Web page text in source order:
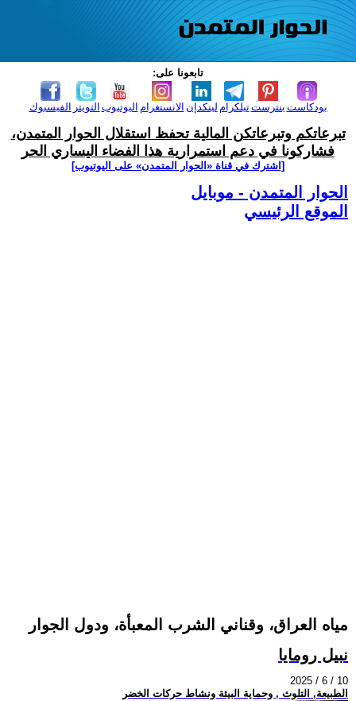
تابعونا على:
الفيسبوك التويتر اليوتيوب الانستغرام لينكدإن تيلكرامبنترست بودكاست
تبرعاتكم وتبرعاتكن المالية تحفظ استقلال الحوار المتمدن،
فشاركونا في دعم استمرارية هذا الفضاء اليساري الحر
[اشترك في قناة ‫«الحوار المتمدن» على اليوتيوب]
الحوار المتمدن - موبايل
الموقع الرئيسي
مياه العراق، وقناني الشرب المعبأة، ودول الجوار
نبيل رومايا
2025 / 6 / 10
الطبيعة, التلوث , وحماية البيئة ونشاط حركات الخضر